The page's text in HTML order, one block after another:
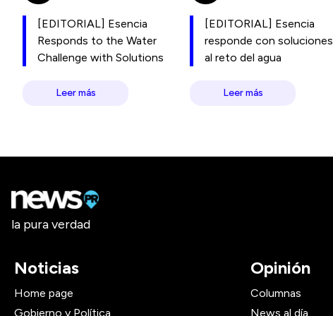
[EDITORIAL] Esencia
Responds to the Water
Challenge with Solutions
Leer más
[EDITORIAL] Esencia
responde con soluciones
al reto del agua
Leer más
la pura verdad
Noticias
Home page
Gobierno y Política
Opinión
Columnas
News al día